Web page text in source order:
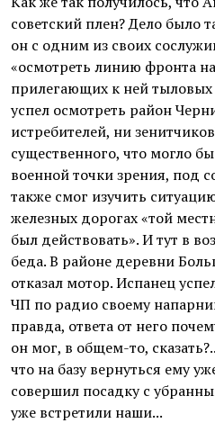
советский плен? Дело было
он с одним из своих
«осмотреть линию фронта
прилегающих к ней
успел осмотреть район
истребителей, ни
существенного, что могло
военной точки зрения, под
также смог изучить
железных дорогах «той
был действовать». И тут в
беда. В районе деревни
отказал мотор. Испанец
ЧП по радио своему
правда, ответа от него
он мог, в общем-то,
что на базу вернуться ему
совершил посадку с
уже встретили наши...